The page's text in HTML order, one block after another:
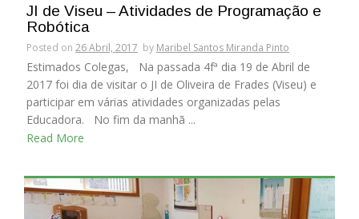
JI de Viseu – Atividades de Programação e
Robótica
Posted on 26 Abril, 2017 by Maribel Santos Miranda Pinto
Estimados Colegas, Na passada 4fª dia 19 de Abril de
2017 foi dia de visitar o JI de Oliveira de Frades (Viseu) e
participar em várias atividades organizadas pelas
Educadora. No fim da manhã ...
Read More